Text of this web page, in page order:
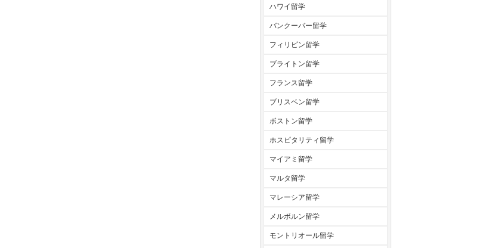
ハワイ留学
バンクーバー留学
フィリピン留学
ブライトン留学
フランス留学
ブリスベン留学
ボストン留学
ホスピタリティ留学
マイアミ留学
マルタ留学
マレーシア留学
メルボルン留学
モントリオール留学